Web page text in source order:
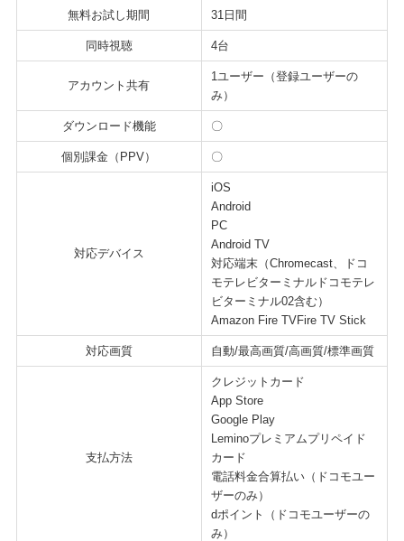
無料お試し期間 31日間
同時視聴 4台
アカウント共有
1ユーザー（登録ユーザーの
み）
ダウンロード機能 〇
個別課金（PPV） 〇
対応デバイス
iOS
Android
PC
Android TV
対応端末（Chromecast、ドコ
モテレビターミナルドコモテレ
ビターミナル02含む）
Amazon Fire TVFire TV Stick
対応画質 自動/最高画質/高画質/標準画質
支払方法
クレジットカード
App Store
Google Play
Leminoプレミアムプリペイド
カード
電話料金合算払い（ドコモユー
ザーのみ）
dポイント（ドコモユーザーの
み）